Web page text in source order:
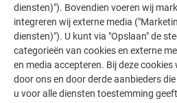
diensten)"). Bovendien voeren wij
integreren wij externe media
diensten)"). U kunt via "Opslaan" de
categorieën van cookies en externe
en media accepteren. Bij deze
door ons en door derde aanbieders
u voor alle diensten toestemming